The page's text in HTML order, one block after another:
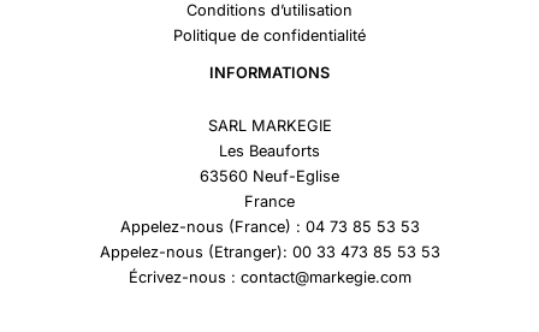
Conditions d’utilisation
Politique de confidentialité
INFORMATIONS
SARL MARKEGIE
Les Beauforts
63560 Neuf-Eglise
France
Appelez-nous (France) : 04 73 85 53 53
Appelez-nous (Etranger): 00 33 473 85 53 53
Écrivez-nous : contact@markegie.com